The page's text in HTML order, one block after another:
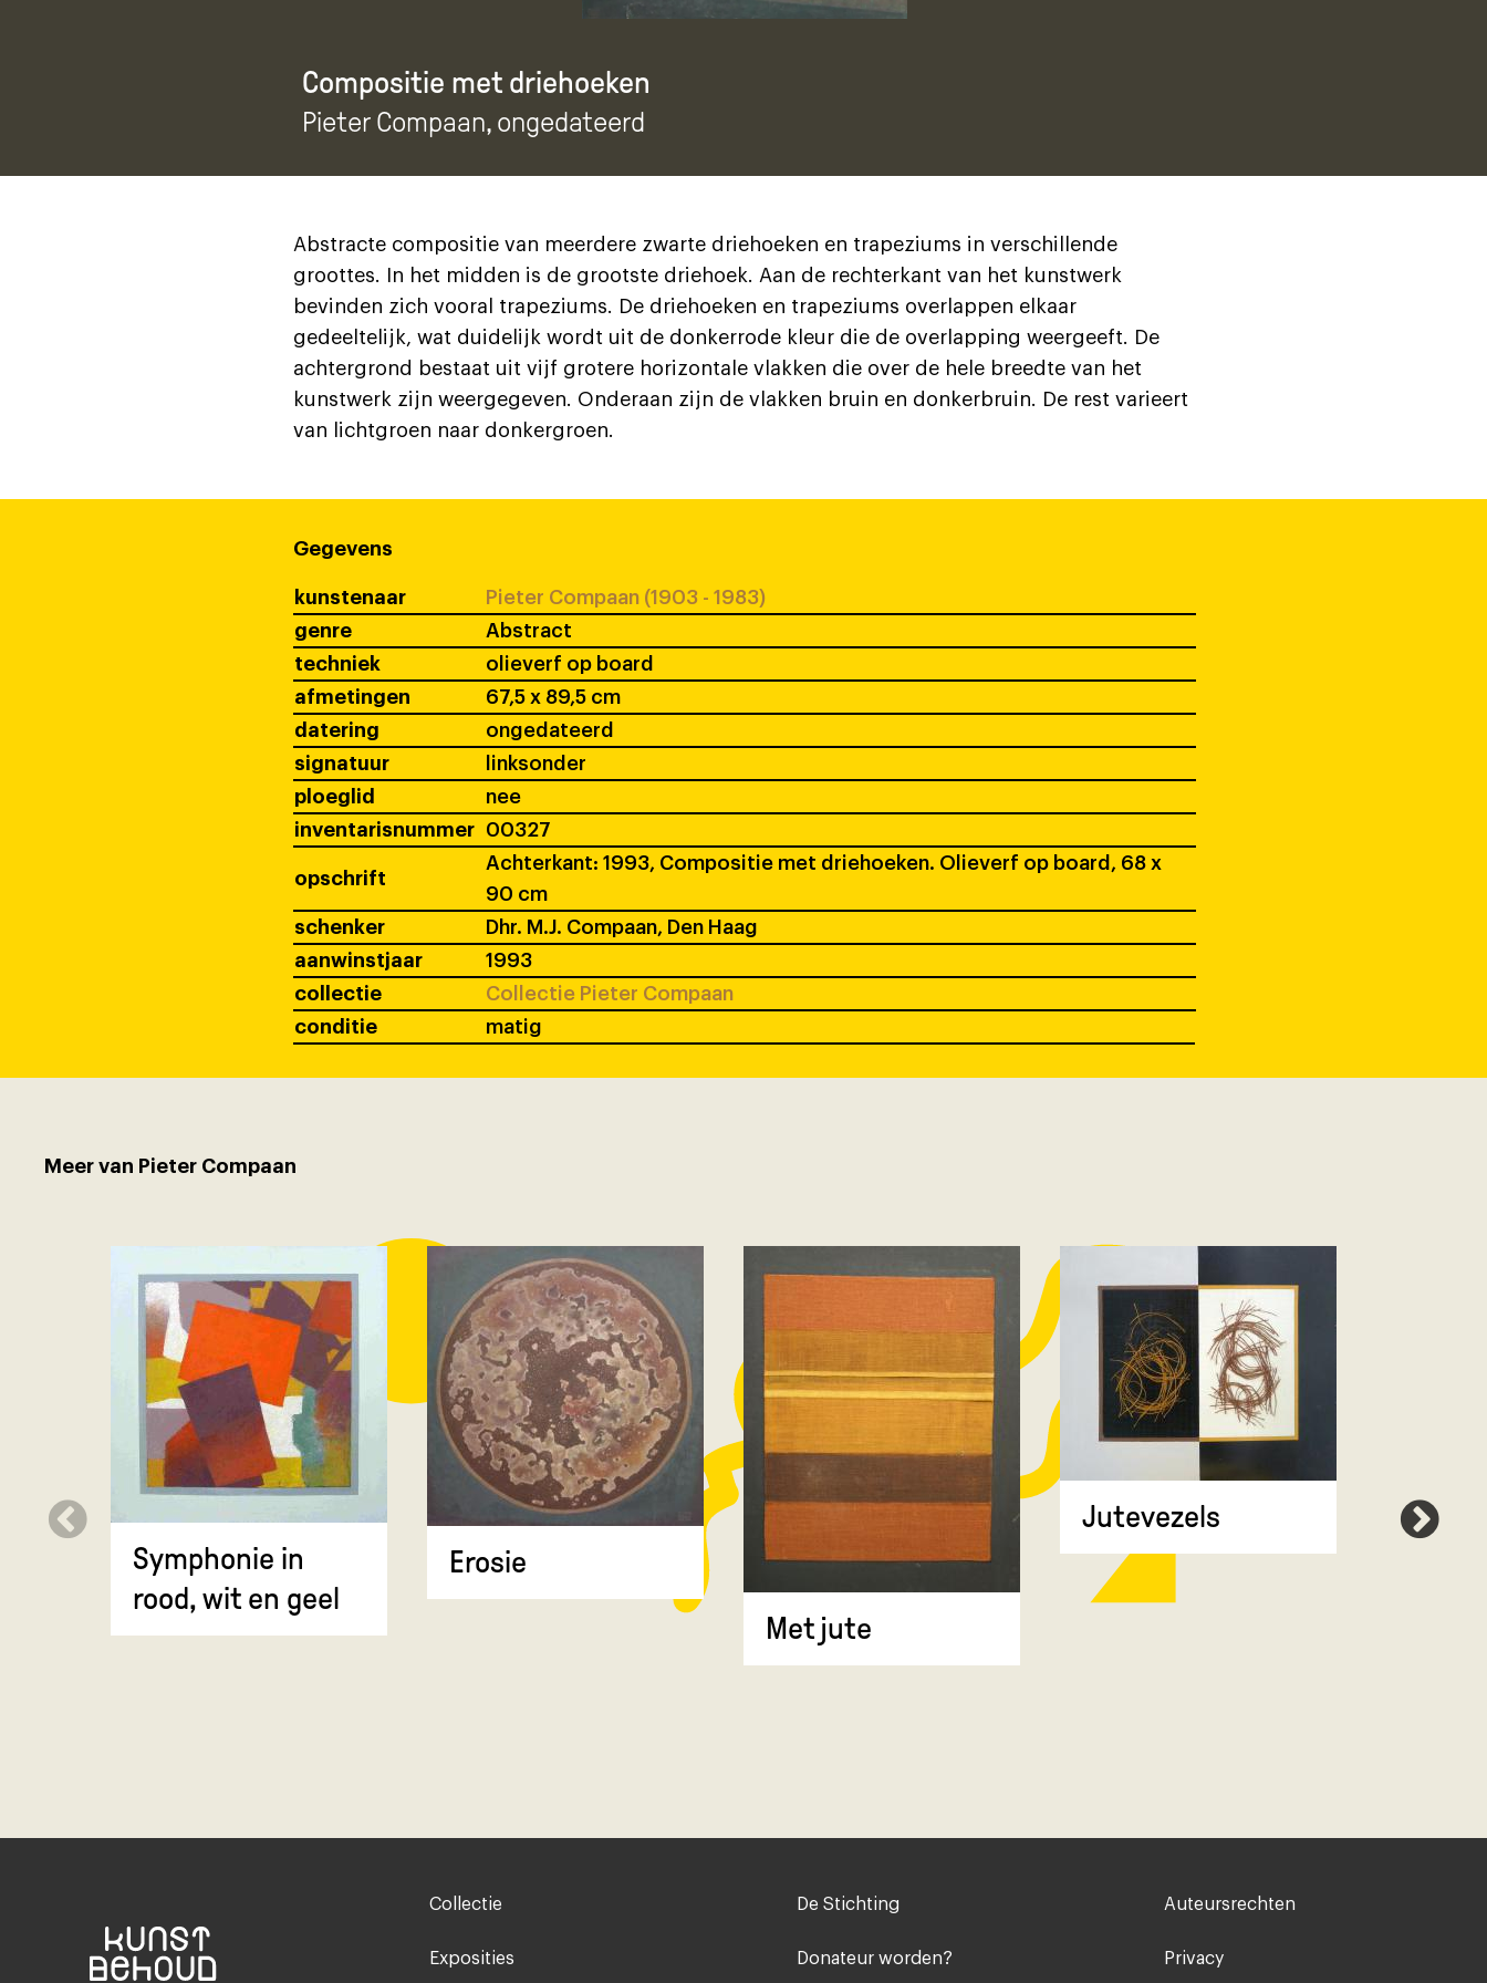
Compositie met driehoeken
Pieter Compaan, ongedateerd
Abstracte compositie van meerdere zwarte driehoeken en trapeziums in verschillende
groottes. In het midden is de grootste driehoek. Aan de rechterkant van het kunstwerk
bevinden zich vooral trapeziums. De driehoeken en trapeziums overlappen elkaar
gedeeltelijk, wat duidelijk wordt uit de donkerrode kleur die de overlapping weergeeft. De
achtergrond bestaat uit vijf grotere horizontale vlakken die over de hele breedte van het
kunstwerk zijn weergegeven. Onderaan zijn de vlakken bruin en donkerbruin. De rest varieert
van lichtgroen naar donkergroen.
Gegevens
kunstenaar
Pieter Compaan (1903 - 1983)
genre
Abstract
techniek
olieverf op board
afmetingen
67,5 x 89,5 cm
datering
ongedateerd
signatuur
linksonder
ploeglid
nee
inventarisnummer
00327
opschrift
Achterkant: 1993, Compositie met driehoeken. Olieverf op board, 68 x
90 cm
schenker
Dhr. M.J. Compaan, Den Haag
aanwinstjaar
1993
collectie
Collectie Pieter Compaan
conditie
matig
Meer van Pieter Compaan
Symphonie in
rood, wit en geel
Erosie
Met jute
Jutevezels
Footer-
Collectie
Exposities
Voet
De Stichting
Donateur worden?
Voet
Auteursrechten
Privacy